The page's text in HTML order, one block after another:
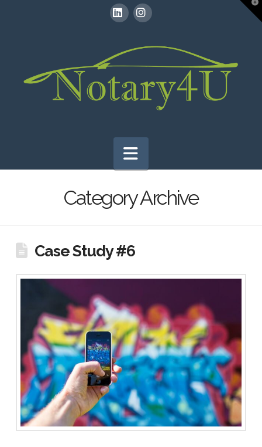
Navigation
Category Archive
Case Study #6